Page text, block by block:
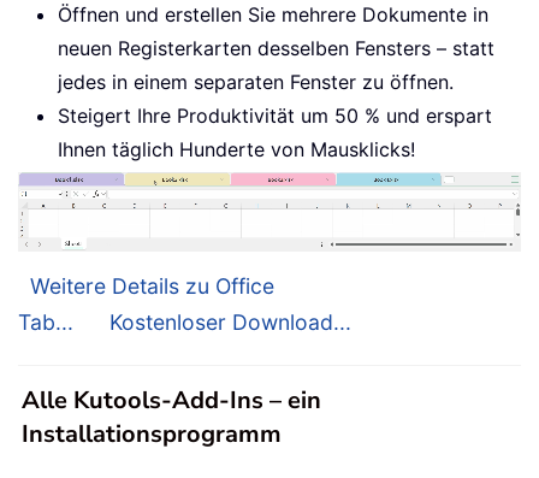
Öffnen und erstellen Sie mehrere Dokumente in
neuen Registerkarten desselben Fensters – statt
jedes in einem separaten Fenster zu öffnen.
Steigert Ihre Produktivität um 50 % und erspart
Ihnen täglich Hunderte von Mausklicks!
Weitere Details zu Office
Tab...
Kostenloser Download...
Alle Kutools-Add-Ins – ein
Installationsprogramm